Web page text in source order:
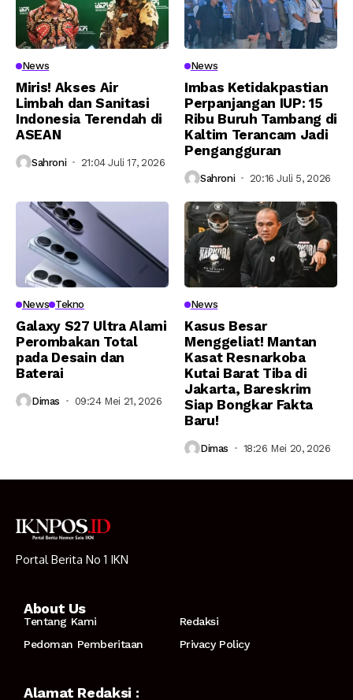
News
Miris! Akses Air
Limbah dan Sanitasi
Indonesia Terendah di
ASEAN
Sahroni 21:04 Juli 17, 2026
News
Imbas Ketidakpastian
Perpanjangan IUP: 15
Ribu Buruh Tambang di
Kaltim Terancam Jadi
Pengangguran
Sahroni 20:16 Juli 5, 2026
News Tekno
Galaxy S27 Ultra Alami
Perombakan Total
pada Desain dan
Baterai
Dimas 09:24 Mei 21, 2026
News
Kasus Besar
Menggeliat! Mantan
Kasat Resnarkoba
Kutai Barat Tiba di
Jakarta, Bareskrim
Siap Bongkar Fakta
Baru!
Dimas 18:26 Mei 20, 2026
Portal Berita No 1 IKN
About Us
Tentang Kami
Redaksi
Pedoman Pemberitaan
Privacy Policy
Alamat Redaksi :